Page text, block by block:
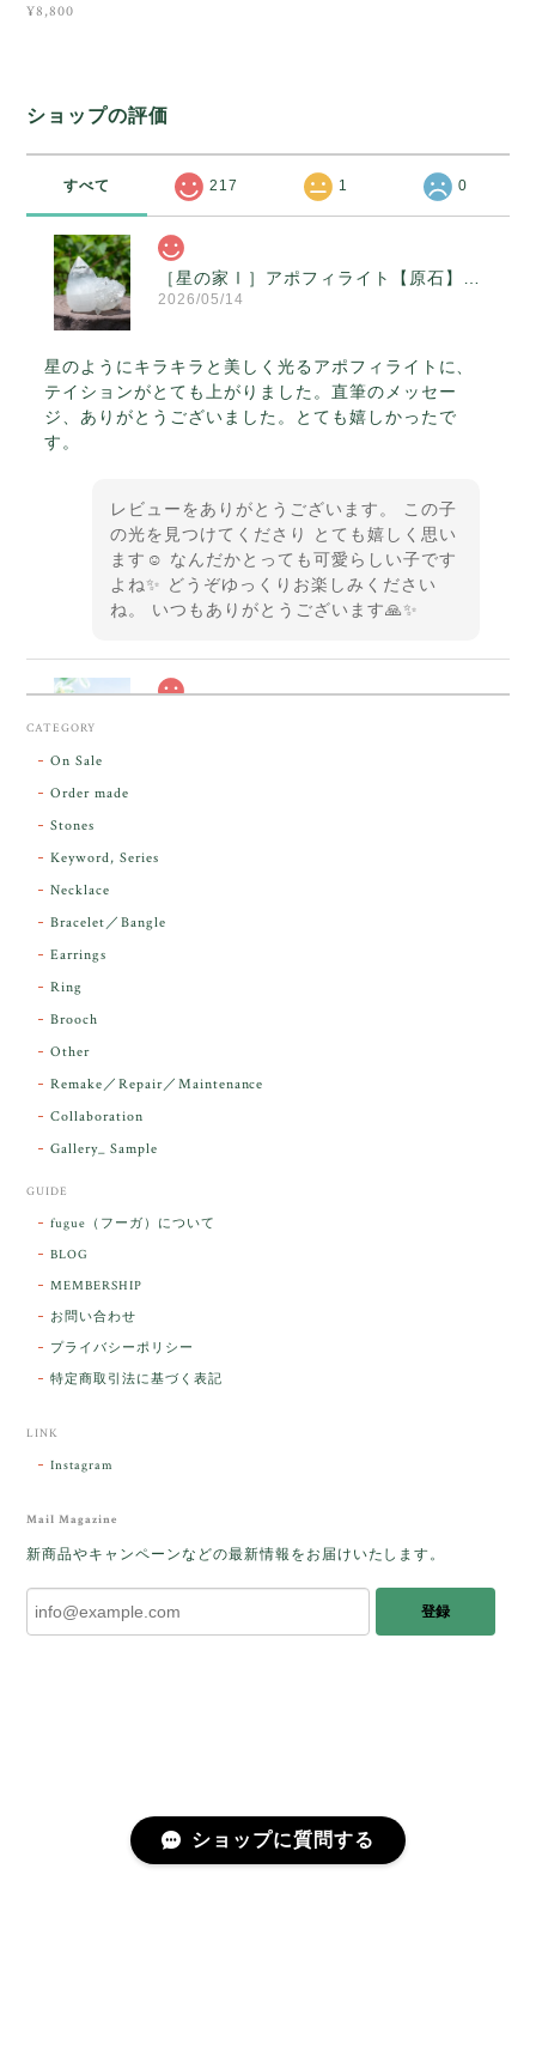
¥8,800
ショップの評価
すべて 217 1 0
2026/05/14
星のようにキラキラと美しく光るアポフィライトに、
テイションがとても上がりました。直筆のメッセー
ジ、ありがとうございました。とても嬉しかったで
す。
レビューをありがとうございます。 この子
の光を見つけてくださり とても嬉しく思い
ます☺️ なんだかとっても可愛らしい子です
よね✨ どうぞゆっくりお楽しみください
ね。 いつもありがとうございます🙏✨
ンダラで感動しました。素敵な箱と和紙で石を包んで
下さり、ありがとうございました。
レビューをありがとうございます。 実物を
こそ この度は誠にありがとうございまし
た人に幸せが訪れる」という言い伝えがあるケサラン
パサラン。とっても素敵です。メッセージでは色々記
憶違いもありましたが、またいつかお会いして楽しい
した。
をあたたかく迎え入れてくださり とても嬉
しく思います。 この石のふわりとした光を
ランパサラン」でした。これからはT様の
傍で そっと見守ってくれるのではないかな
2025/10/03
CATEGORY
On Sale
Order made
Stones
Keyword, Series
Necklace
Bracelet／Bangle
Earrings
Ring
Brooch
Other
Remake／Repair／Maintenance
Collaboration
Gallery_ Sample
GUIDE
fugue（フーガ）について
BLOG
MEMBERSHIP
お問い合わせ
プライバシーポリシー
特定商取引法に基づく表記
LINK
Instagram
Mail Magazine
新商品やキャンペーンなどの最新情報をお届けいたします。
登録
ショップに質問する